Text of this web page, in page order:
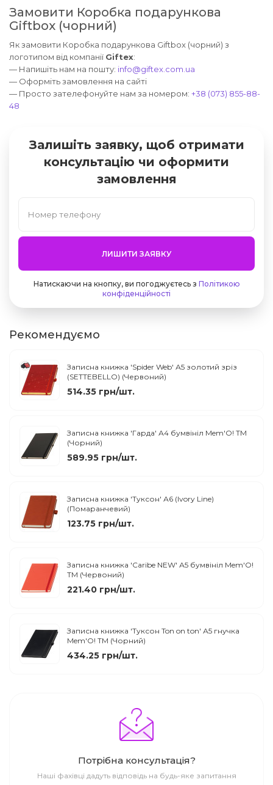
Замовити Коробка подарункова
Giftbox (чорний)
Як замовити Коробка подарункова Giftbox (чорний) з
логотипом від компанії Giftex:
— Напишіть нам на пошту: info@giftex.com.ua
— Оформіть замовлення на сайті
— Просто зателефонуйте нам за номером: +38 (073) 855-88-
48
Залишіть заявку, щоб отримати
консультацію чи оформити
замовлення
ЛИШИТИ ЗАЯВКУ
Натискаючи на кнопку, ви погоджуєтесь з Політикою
конфіденційності
Рекомендуємо
Записна книжка 'Spider Web' А5 золотий зріз
(SETTEBELLO) (Червоний)
514.35 грн/шт.
Записна книжка 'Гарда' А4 бумвініл Mem'O! ТМ
(Чорний)
589.95 грн/шт.
Записна книжка 'Туксон' А6 (Ivory Line)
(Помаранчевий)
123.75 грн/шт.
Записна книжка 'Caribe NEW' А5 бумвініл Mem'O!
ТМ (Червоний)
221.40 грн/шт.
Записна книжка 'Туксон Ton on ton' А5 гнучка
Mem'O! ТМ (Чорний)
434.25 грн/шт.
Потрібна консультація?
Наші фахівці дадуть відповідь на будь-яке запитання